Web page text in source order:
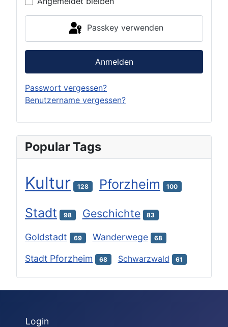
Passkey verwenden
Anmelden
Passwort vergessen?
Benutzername vergessen?
Popular Tags
Kultur 128 Pforzheim 100
Stadt 98 Geschichte 83
Goldstadt 69 Wanderwege 68
Stadt Pforzheim 68 Schwarzwald 61
Login